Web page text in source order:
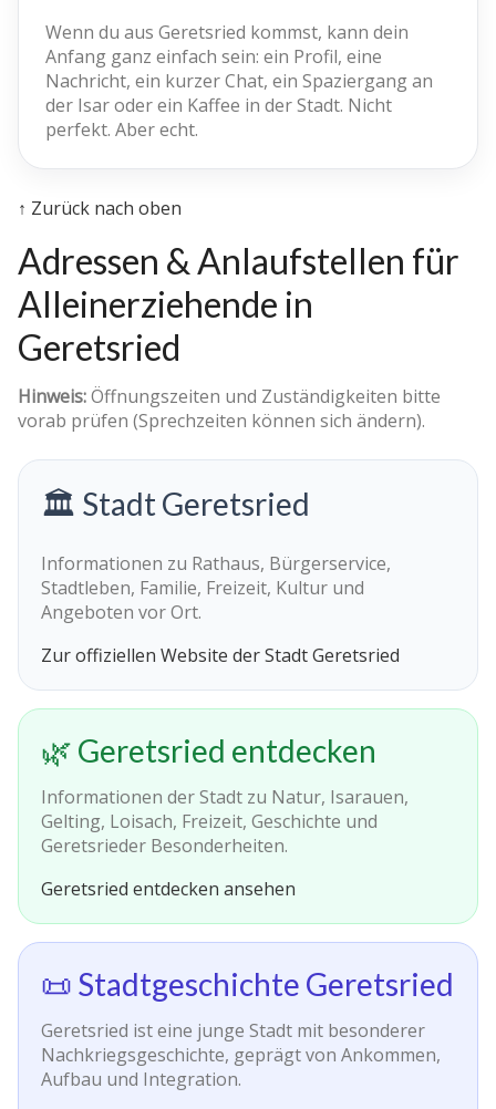
Wenn du aus Geretsried kommst, kann dein
Anfang ganz einfach sein: ein Profil, eine
Nachricht, ein kurzer Chat, ein Spaziergang an
der Isar oder ein Kaffee in der Stadt. Nicht
perfekt. Aber echt.
↑ Zurück nach oben
Adressen & Anlaufstellen für
Alleinerziehende in
Geretsried
Hinweis:Öffnungszeiten und Zuständigkeiten bitte
vorab prüfen (Sprechzeiten können sich ändern).
🏛️ Stadt Geretsried
Informationen zu Rathaus, Bürgerservice,
Stadtleben, Familie, Freizeit, Kultur und
Angeboten vor Ort.
Zur offiziellen Website der Stadt Geretsried
🌿 Geretsried entdecken
Informationen der Stadt zu Natur, Isarauen,
Gelting, Loisach, Freizeit, Geschichte und
Geretsrieder Besonderheiten.
Geretsried entdecken ansehen
📜 Stadtgeschichte Geretsried
Geretsried ist eine junge Stadt mit besonderer
Nachkriegsgeschichte, geprägt von Ankommen,
Aufbau und Integration.